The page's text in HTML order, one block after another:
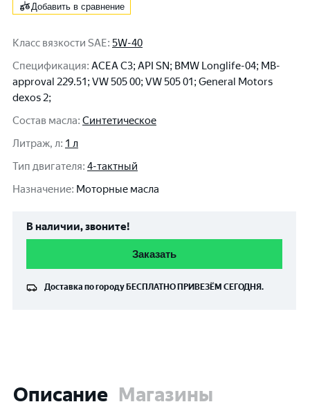
Добавить в сравнение
Класс вязкости SAE: 5W-40
Спецификация: ACEA C3; API SN; BMW Longlife-04; MB-
approval 229.51; VW 505 00; VW 505 01; General Motors
dexos 2;
Состав масла: Синтетическое
Литраж, л: 1 л
Тип двигателя: 4-тактный
Назначение: Моторные масла
В наличии, звоните!
Заказать
Доставка по городу БЕСПЛАТНО ПРИВЕЗЁМ СЕГОДНЯ.
Описание Магазины